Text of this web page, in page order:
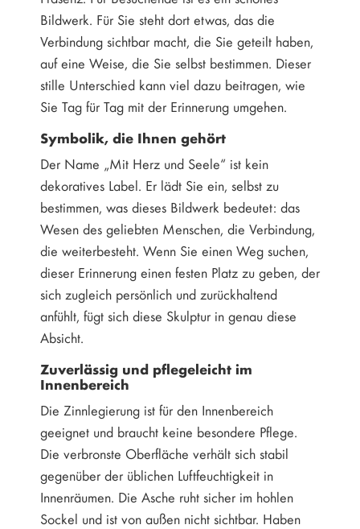
Bildwerk. Für Sie steht dort etwas, das die
Verbindung sichtbar macht, die Sie geteilt haben,
auf eine Weise, die Sie selbst bestimmen. Dieser
stille Unterschied kann viel dazu beitragen, wie
Sie Tag für Tag mit der Erinnerung umgehen.
Symbolik, die Ihnen gehört
Der Name „Mit Herz und Seele“ ist kein
dekoratives Label. Er lädt Sie ein, selbst zu
bestimmen, was dieses Bildwerk bedeutet: das
Wesen des geliebten Menschen, die Verbindung,
die weiterbesteht. Wenn Sie einen Weg suchen,
dieser Erinnerung einen festen Platz zu geben, der
sich zugleich persönlich und zurückhaltend
anfühlt, fügt sich diese Skulptur in genau diese
Absicht.
Zuverlässig und pflegeleicht im
Innenbereich
Die Zinnlegierung ist für den Innenbereich
geeignet und braucht keine besondere Pflege.
Die verbronste Oberfläche verhält sich stabil
gegenüber der üblichen Luftfeuchtigkeit in
Innenräumen. Die Asche ruht sicher im hohlen
Sockel und ist von außen nicht sichtbar. Haben